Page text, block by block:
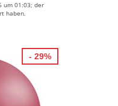
um 01:03; der
haben.
- 29%